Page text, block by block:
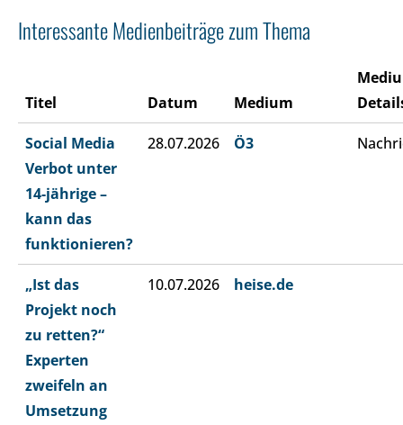
Interessante Medienbeiträge zum Thema
Titel Datum Medium
Social Media
Verbot unter
14-jährige –
kann das
funktionieren?
28.07.2026 Ö3
„Ist das
Projekt noch
zu retten?“
Experten
zweifeln an
Umsetzung
10.07.2026 heise.de